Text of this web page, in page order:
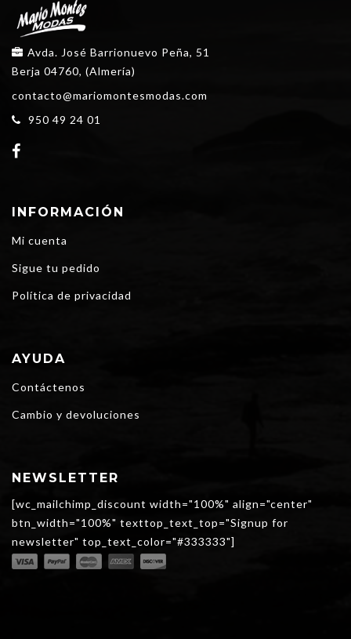
Avda. José Barrionuevo Peña, 51
Berja 04760, (Almería)
contacto@mariomontesmodas.com
950 49 24 01
INFORMACIÓN
Mi cuenta
Sigue tu pedido
Política de privacidad
AYUDA
Contáctenos
Cambio y devoluciones
NEWSLETTER
[wc_mailchimp_discount width="100%" align="center"
btn_width="100%" texttop_text_top="Signup for
newsletter" top_text_color="#333333"]